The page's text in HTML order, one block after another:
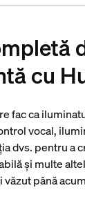
cu
fac ca
vocal,
dvs. pentru a
și multe
până